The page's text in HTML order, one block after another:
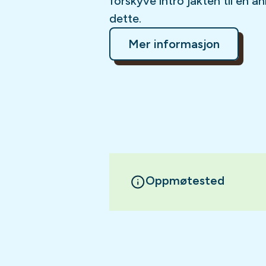
dette.
Mer informasjon
Oppmøtested